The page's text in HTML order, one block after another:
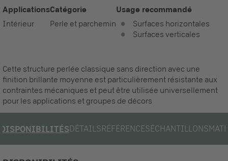
Applications
Intérieur
Catégorie
Perle et parchemin
Usage recommandé
Surfaces horizontales
Surfaces verticales
Cette structure perlée classique sans direction avec une
finition brillante moyenne est particulièrement résistante aux
contraintes mécaniques et peut être utilisée universellement
pour les applications et groupes de décors
DISPONIBILITÉSDÉTAILSRÉFÉRENCESÉCHANTILLONS